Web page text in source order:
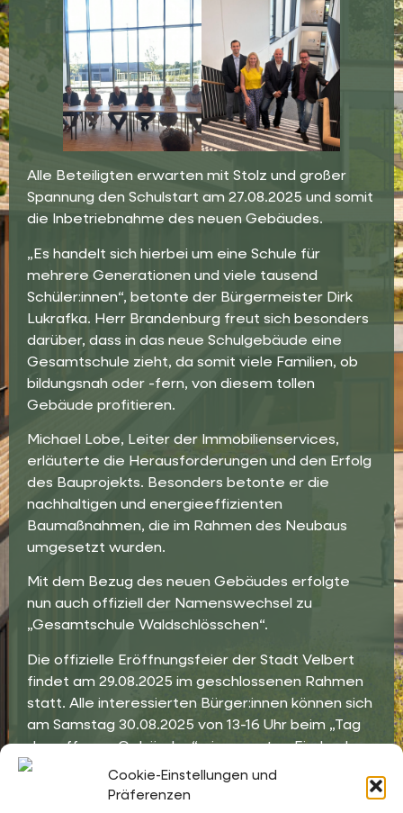
Cookie-Einstellungen und
Präferenzen
Alle Beteiligten erwarten mit Stolz und großer
Spannung den Schulstart am 27.08.2025 und somit
die Inbetriebnahme des neuen Gebäudes.
„Es handelt sich hierbei um eine Schule für
mehrere Generationen und viele tausend
Schüler:innen“, betonte der Bürgermeister Dirk
Lukrafka. Herr Brandenburg freut sich besonders
darüber, dass in das neue Schulgebäude eine
Gesamtschule zieht, da somit viele Familien, ob
bildungsnah oder -fern, von diesem tollen
Gebäude profitieren.
Michael Lobe, Leiter der Immobilienservices,
erläuterte die Herausforderungen und den Erfolg
des Bauprojekts. Besonders betonte er die
nachhaltigen und energieeffizienten
Baumaßnahmen, die im Rahmen des Neubaus
umgesetzt wurden.
Mit dem Bezug des neuen Gebäudes erfolgte
nun auch offiziell der Namenswechsel zu
„Gesamtschule Waldschlösschen“.
Die offizielle Eröffnungsfeier der Stadt Velbert
findet am 29.08.2025 im geschlossenen Rahmen
statt. Alle interessierten Bürger:innen können sich
am Samstag 30.08.2025 von 13-16 Uhr beim „Tag
des offenen Gebäudes“ einen ersten Eindruck
des imposanten Schulgebäudes verschaffen.